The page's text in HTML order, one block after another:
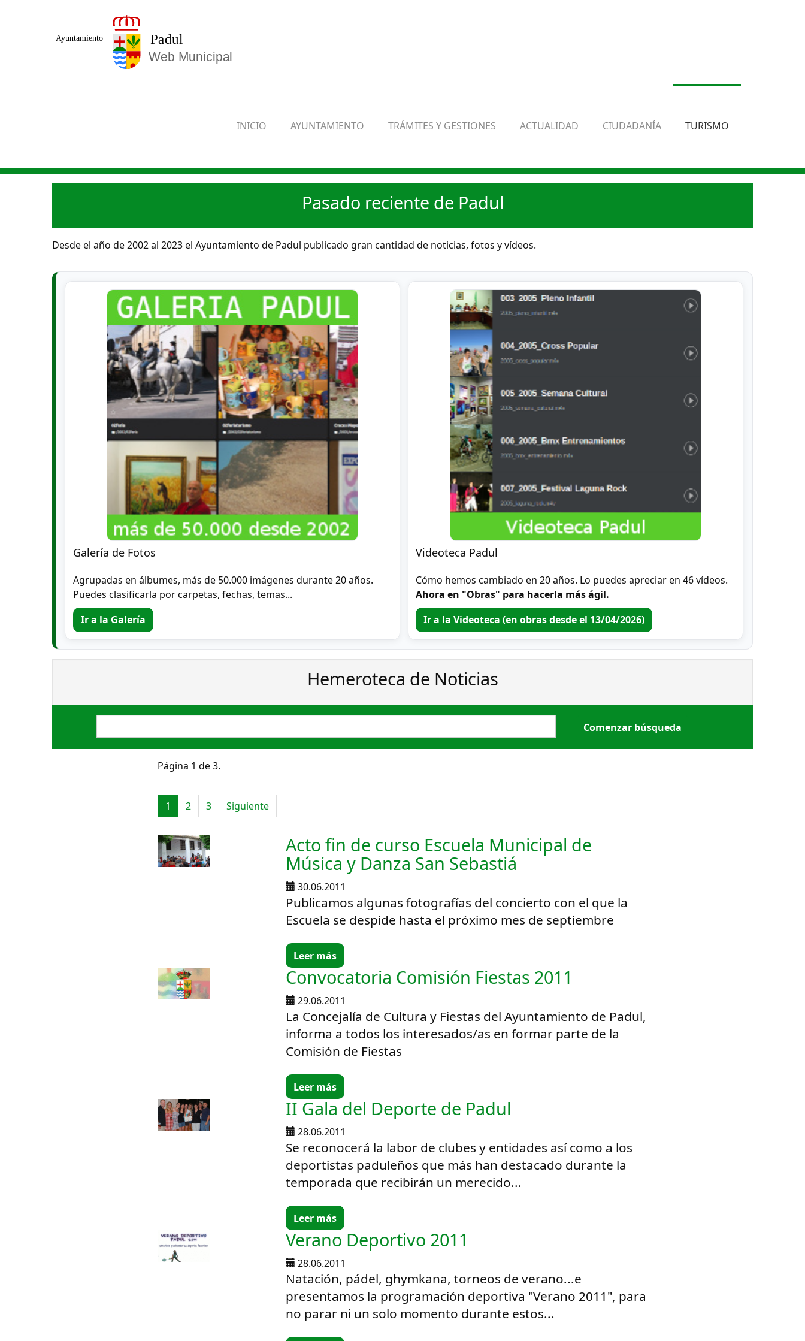
INICIO AYUNTAMIENTO TRÁMITES Y GESTIONES ACTUALIDAD CIUDADANÍA TURISMO
Pasado reciente de Padul
Desde el año de 2002 al 2023 el Ayuntamiento de Padul publicado gran cantidad de noticias, fotos y vídeos.
Galería de Fotos
Agrupadas en álbumes, más de 50.000 imágenes durante 20 años.
Puedes clasificarla por carpetas, fechas, temas...
Ir a la Galería
Videoteca Padul
Cómo hemos cambiado en 20 años. Lo puedes apreciar en 46 vídeos.
Ahora en "Obras" para hacerla más ágil.
Ir a la Videoteca (en obras desde el 13/04/2026)
Hemeroteca de Noticias
Página 1 de 3.
1 2 3 Siguiente
Acto fin de curso Escuela Municipal de
Música y Danza San Sebastiá
30.06.2011
Publicamos algunas fotografías del concierto con el que la
Escuela se despide hasta el próximo mes de septiembre
Leer más
Convocatoria Comisión Fiestas 2011
29.06.2011
La Concejalía de Cultura y Fiestas del Ayuntamiento de Padul,
informa a todos los interesados/as en formar parte de la
Comisión de Fiestas
Leer más
II Gala del Deporte de Padul
28.06.2011
Se reconocerá la labor de clubes y entidades así como a los
deportistas paduleños que más han destacado durante la
temporada que recibirán un merecido...
Leer más
Verano Deportivo 2011
28.06.2011
Natación, pádel, ghymkana, torneos de verano...e
presentamos la programación deportiva "Verano 2011", para
no parar ni un solo momento durante estos...